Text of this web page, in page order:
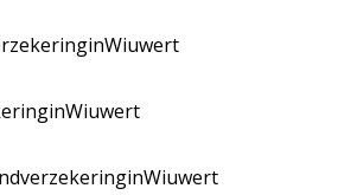
inWiuwert
inWiuwert
inWiuwert